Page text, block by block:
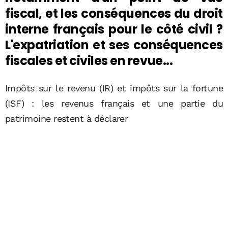
fiscal, et les conséquences du droit
interne français pour le côté civil ?
L'expatriation et ses conséquences
fiscales et civiles en revue...
Impôts sur le revenu (IR) et impôts sur la fortune
(ISF) : les revenus français et une partie du
patrimoine restent à déclarer